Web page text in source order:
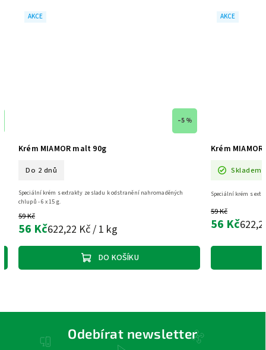
AKCE
–5 %
Krém MIAMOR malt 90g
Do 2 dnů
59 Kč
56 Kč622,22 Kč / 1 kg
DO KOŠÍKU
Speciální krém s extrakty ze sladu k odstranění nahromaděných
chlupů - 6 x 15 g.
AKCE
Krém
Skladem
59 Kč
56 Kč
Speciální krém s
Odebírat newsletter